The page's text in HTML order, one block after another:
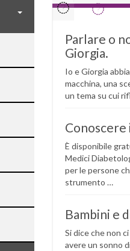
Parlare o
Giorgia.
Io e Giorgia
macchina, una
un tema su cui
Conoscere
È disponibile
Medici
per le persone
strumento …
Bambini e
Si dice che non
avere un sonno